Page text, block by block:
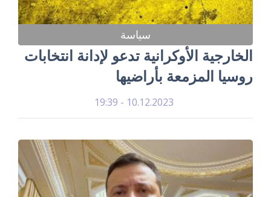
سياسة
الخارجية الأوكرانية تدعو لإدانة انتخابات
روسيا المزمعة بأراضيها
10.12.2023 - 19:39